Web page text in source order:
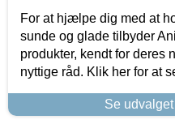
For at hjælpe dig med at
sunde og glade tilbyder
produkter, kendt for deres
nyttige råd. Klik her for at
Se